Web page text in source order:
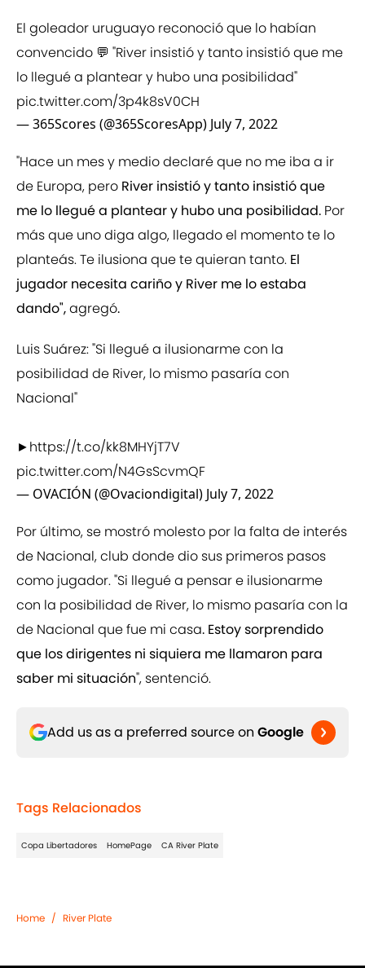
El goleador uruguayo reconoció que lo habían
convencido 💬 "River insistió y tanto insistió que me
lo llegué a plantear y hubo una posibilidad"
pic.twitter.com/3p4k8sV0CH
— 365Scores (@365ScoresApp) July 7, 2022
"Hace un mes y medio declaré que no me iba a ir
de Europa, pero River insistió y tanto insistió que
me lo llegué a plantear y hubo una posibilidad. Por
más que uno diga algo, llegado el momento te lo
planteás. Te ilusiona que te quieran tanto. El
jugador necesita cariño y River me lo estaba
dando",agregó.
Luis Suárez: "Si llegué a ilusionarme con la
posibilidad de River, lo mismo pasaría con
Nacional"
►https://t.co/kk8MHYjT7V
pic.twitter.com/N4GsScvmQF
— OVACIÓN (@Ovaciondigital) July 7, 2022
Por último, se mostró molesto por la falta de interés
de Nacional, club donde dio sus primeros pasos
como jugador. "Si llegué a pensar e ilusionarme
con la posibilidad de River, lo mismo pasaría con la
de Nacional que fue mi casa. Estoy sorprendido
que los dirigentes ni siquiera me llamaron para
saber mi situación", sentenció.
Add us as a preferred source on Google
Tags Relacionados
Copa Libertadores HomePage CA River Plate
Home / River Plate